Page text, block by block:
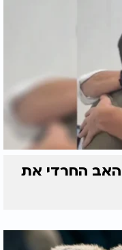
החרדי את